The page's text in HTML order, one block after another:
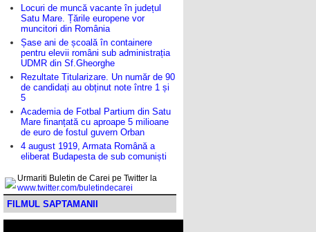
Locuri de muncă vacante în județul
Satu Mare. Țările europene vor
muncitori din România
Șase ani de școală în containere
pentru elevii români sub administrația
UDMR din Sf.Gheorghe
Rezultate Titularizare. Un număr de 90
de candidați au obținut note între 1 și
5
Academia de Fotbal Partium din Satu
Mare finanțată cu aproape 5 milioane
de euro de fostul guvern Orban
4 august 1919, Armata Română a
eliberat Budapesta de sub comuniști
Urmariti Buletin de Carei pe Twitter la
www.twitter.com/buletindecarei
FILMUL SAPTAMANII